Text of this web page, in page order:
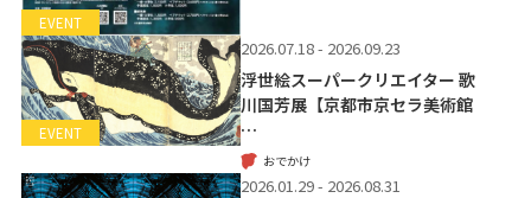
EVENT
EVENT
2026.07.18 - 2026.09.23
浮世絵スーパークリエイター 歌
川国芳展【京都市京セラ美術館
…
おでかけ
2026.01.29 - 2026.08.31